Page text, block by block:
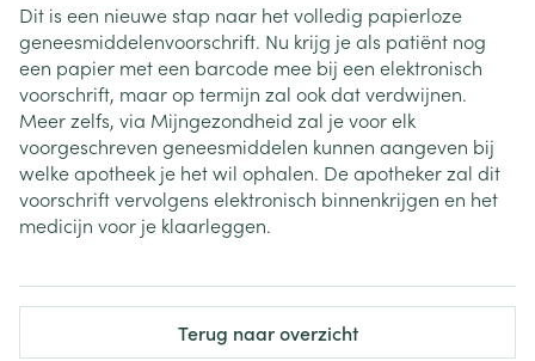
Dit is een nieuwe stap naar het volledig papierloze
geneesmiddelenvoorschrift. Nu krijg je als patiënt nog
een papier met een barcode mee bij een elektronisch
voorschrift, maar op termijn zal ook dat verdwijnen.
Meer zelfs, via Mijngezondheid zal je voor elk
voorgeschreven geneesmiddelen kunnen aangeven bij
welke apotheek je het wil ophalen. De apotheker zal dit
voorschrift vervolgens elektronisch binnenkrijgen en het
medicijn voor je klaarleggen.
Terug naar overzicht